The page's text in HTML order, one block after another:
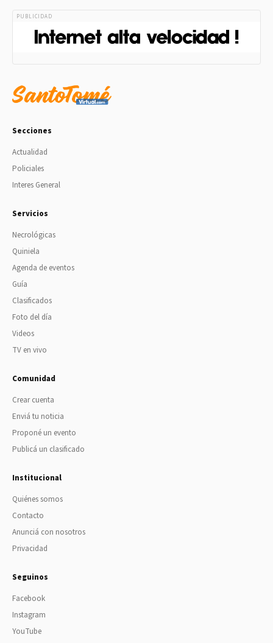
PUBLICIDAD
Secciones
Actualidad
Policiales
Interes General
Servicios
Necrológicas
Quiniela
Agenda de eventos
Guía
Clasificados
Foto del día
Videos
TV en vivo
Comunidad
Crear cuenta
Enviá tu noticia
Proponé un evento
Publicá un clasificado
Institucional
Quiénes somos
Contacto
Anunciá con nosotros
Privacidad
Seguinos
Facebook
Instagram
YouTube